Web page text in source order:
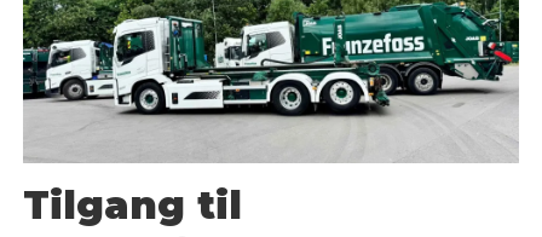
Tilgang til